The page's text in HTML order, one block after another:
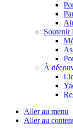
Soutenir
À
Aller au menu
Aller au